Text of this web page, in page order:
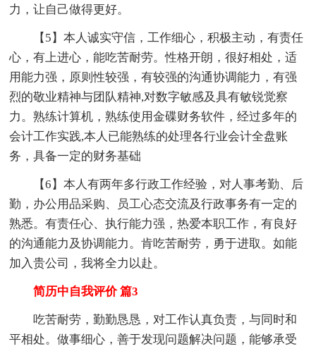
力，让自己做得更好。
【5】本人诚实守信，工作细心，积极主动，有责任
心，有上进心，能吃苦耐劳。性格开朗，很好相处，适
用能力强，原则性较强，有较强的沟通协调能力，有强
烈的敬业精神与团队精神,对数字敏感及具有敏锐觉察
力。熟练计算机，熟练使用金碟财务软件，经过多年的
会计工作实践,本人已能熟练的处理各行业会计全盘账
务，具备一定的财务基础
【6】本人有两年多行政工作经验，对人事考勤、后
勤，办公用品采购、员工心态交流及行政事务有一定的
熟悉。有责任心、执行能力强，热爱本职工作，有良好
的沟通能力及协调能力。肯吃苦耐劳，勇于进取。如能
加入贵公司，我将全力以赴。
简历中自我评价 篇3
吃苦耐劳，勤勤恳恳，对工作认真负责，与同时和
平相处。做事细心，善于发现问题解决问题，能够承受